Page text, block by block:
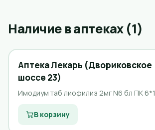
Наличие в аптеках (1)
Аптека Лекарь (Двориковское
шоссе 23)
Имодиум таб лиофилиз 2мг N6 бл ПК 6*1
В корзину